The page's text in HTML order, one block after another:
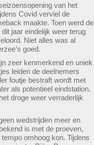
van het
Covid verviel de
maakte. Toen werd de
jaar eindelijk weer terug
Niet alles was al
goed.
zeer kenmerkend en uniek
leiden de deelnemers
foutje bestraft wordt met
als potentieel eindstation.
droge weer verraderlijk
wedstrijden meer en
is met de proeven,
omhoog kon. Tijdens